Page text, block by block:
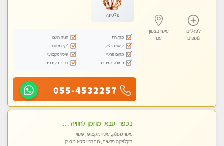
לפרטים
נוספים
עיסוי בצפון
עכו
פלטינה
מקלחת
חניה חינם
עיסוי מרגיע
נקי ומסודר
מקום פרטי
עיסוי מקצועי
תמונה אמיתית
דוברת עיברית
055-4532257
בכפר -סבא -מוזמן לחוויה בלתי נשכחת!!!עיסוי מפנק ביותר מומלץ לחלוטין!!!
עיסוי מפנק, עיסוי מקצועי, עיסוי
בקלניקה פרטית, מתחמי ספא מפנק,